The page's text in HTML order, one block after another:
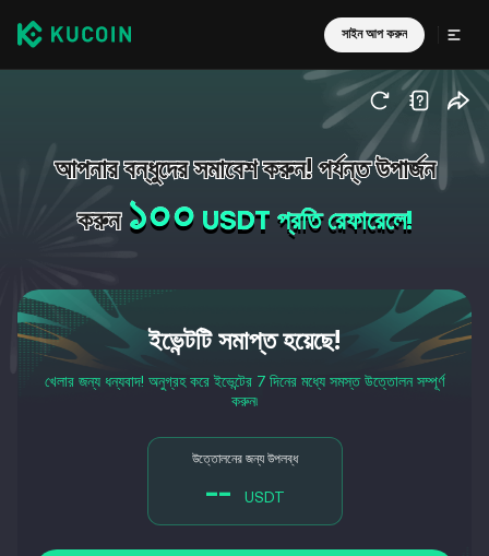
সাইন আপ করুন
আপনার বন্ধুদের সমাবেশ করুন! পর্যন্ত উপার্জন
করুন ১০০ USDT প্রতি রেফারেলে!
ইভেন্টটি সমাপ্ত হয়েছে!
খেলার জন্য ধন্যবাদ! অনুগ্রহ করে ইভেন্টের 7 দিনের মধ্যে সমস্ত উত্তোলন সম্পূর্ণ
করুন৷
উত্তোলনের জন্য উপলব্ধ
-- USDT